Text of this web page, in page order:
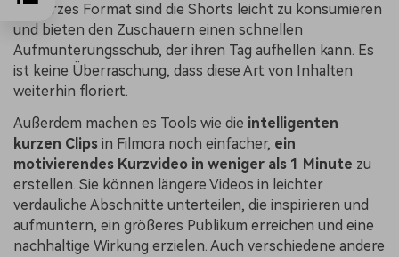
ihr kurzes Format sind die Shorts leicht zu konsumieren
und bieten den Zuschauern einen schnellen
Aufmunterungsschub, der ihren Tag aufhellen kann. Es
ist keine Überraschung, dass diese Art von Inhalten
weiterhin floriert.
Außerdem machen es Tools wie die intelligenten
kurzen Clips in Filmora noch einfacher, ein
motivierendes Kurzvideo in weniger als 1 Minute zu
erstellen. Sie können längere Videos in leichter
verdauliche Abschnitte unterteilen, die inspirieren und
aufmuntern, ein größeres Publikum erreichen und eine
nachhaltige Wirkung erzielen. Auch verschiedene andere